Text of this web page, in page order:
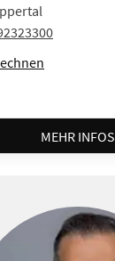
MEHR INFOS